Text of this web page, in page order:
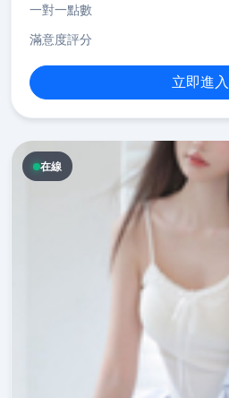
一對一點數
滿意度評分
立即進入
在線